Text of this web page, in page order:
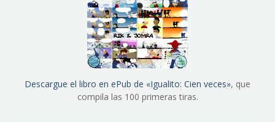
Descargue el libro en ePub de «Igualito: Cien veces», que
compila las 100 primeras tiras.